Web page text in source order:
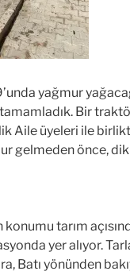
yağmur
Bir
Aile üyeleri ile
gelmeden önce,
konumu tarım
yer alıyor.
Batı yönünden